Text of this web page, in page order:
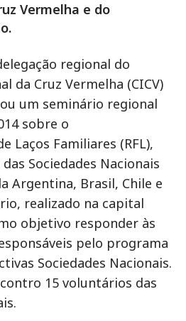
Vermelha e do
regional do
da Cruz Vermelha (CICV)
um seminário regional
sobre o
Laços Familiares (RFL),
Sociedades Nacionais
Argentina, Brasil, Chile e
realizado na capital
objetivo responder às
pelo programa
Sociedades Nacionais.
15 voluntários das